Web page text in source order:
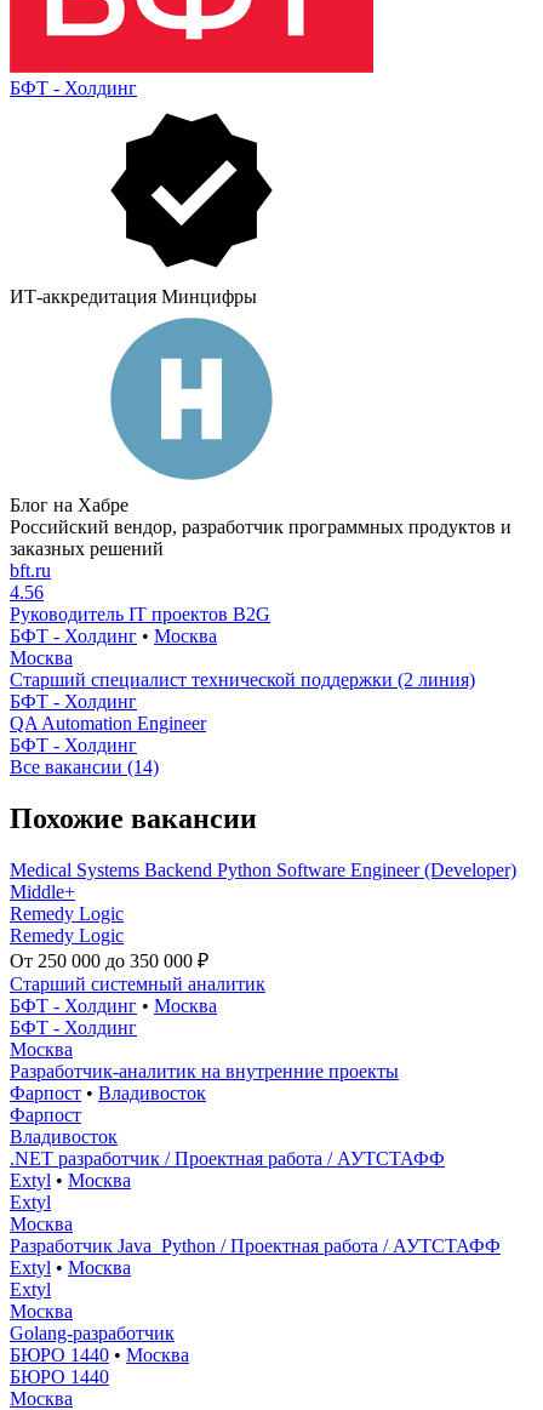
БФТ - Холдинг
ИТ-аккредитация Минцифры
Блог на Хабре
Российский вендор, разработчик программных продуктов и
заказных решений
bft.ru
4.56
Руководитель IT проектов B2G
БФТ - Холдинг • Москва
Москва
Старший специалист технической поддержки (2 линия)
БФТ - Холдинг
QA Automation Engineer
БФТ - Холдинг
Все вакансии (14)
Похожие вакансии
Medical Systems Backend Python Software Engineer (Developer)
Middle+
Remedy Logic
Remedy Logic
От 250 000 до 350 000 ₽
Старший системный аналитик
БФТ - Холдинг • Москва
БФТ - Холдинг
Москва
Разработчик-аналитик на внутренние проекты
Фарпост • Владивосток
Фарпост
Владивосток
.NET разработчик / Проектная работа / АУТСТАФФ
Extyl • Москва
Extyl
Москва
Разработчик Java_Python / Проектная работа / АУТСТАФФ
Extyl • Москва
Extyl
Москва
Golang-разработчик
БЮРО 1440 • Москва
БЮРО 1440
Москва